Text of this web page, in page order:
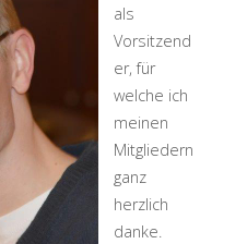
als
Vorsitzend
er, für
welche ich
meinen
Mitgliedern
ganz
herzlich
danke.